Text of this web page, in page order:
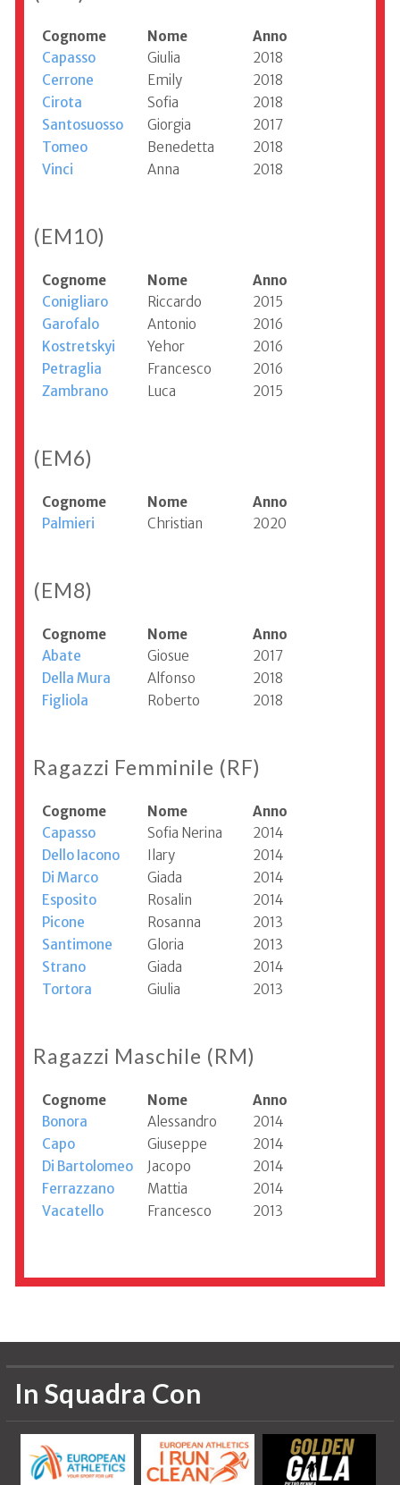
Cognome Nome
Anno
Capasso
Giulia
2018
Cerrone
Emily
2018
Cirota
Sofia
2018
Santosuosso
Giorgia
2017
Tomeo
Benedetta
2018
Vinci
Anna 2018
(EM10)
Cognome Nome
Anno
Conigliaro
Riccardo
2015
Garofalo
Antonio
2016
Kostretskyi
Yehor
2016
Petraglia
Francesco
2016
Zambrano
Luca 2015
(EM6)
Cognome Nome
Anno
Palmieri
Christian 2020
(EM8)
Cognome Nome
Anno
Abate
Giosue
2017
Della Mura
Alfonso
2018
Figliola
Roberto 2018
Ragazzi Femminile (RF)
Cognome Nome
Anno
Capasso
Sofia Nerina
2014
Dello Iacono
Ilary
2014
Di Marco
Giada
2014
Esposito
Rosalin
2014
Picone
Rosanna
2013
Santimone
Gloria
2013
Strano
Giada
2014
Tortora
Giulia 2013
Ragazzi Maschile (RM)
Cognome Nome
Anno
Bonora
Alessandro
2014
Capo
Giuseppe
2014
Di Bartolomeo
Jacopo
2014
Ferrazzano
Mattia
2014
Vacatello
Francesco 2013
In Squadra Con